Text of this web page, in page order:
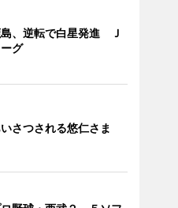
島、逆転で白星発進 Ｊ
ーグ
さつされる悠仁さま